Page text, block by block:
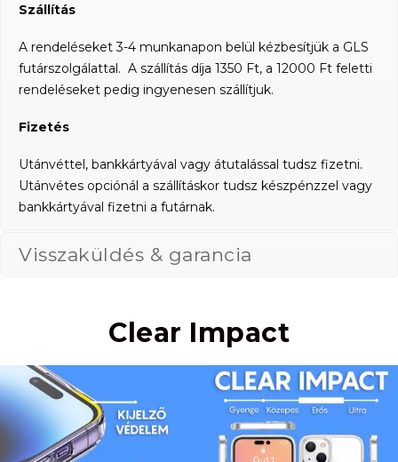
Szállítás
A rendeléseket 3-4 munkanapon belül kézbesítjük a GLS
futárszolgálattal. A szállítás díja 1350 Ft, a 12000 Ft feletti
rendeléseket pedig ingyenesen szállítjuk.
Fizetés
Utánvéttel, bankkártyával vagy átutalással tudsz fizetni.
Utánvétes opciónál a szállításkor tudsz készpénzzel vagy
bankkártyával fizetni a futárnak.
Visszaküldés & garancia
Clear Impact